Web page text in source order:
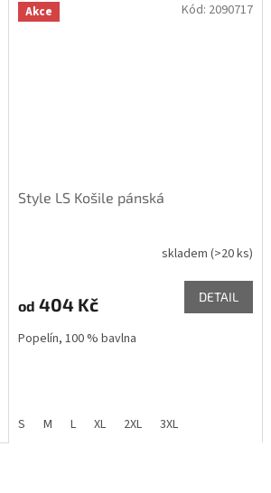
Akce
Style LS Košile pánská
skladem (>20 ks)
od 404 Kč DETAIL
Popelín, 100 % bavlna
S M L XL 2XL 3XL
Kód: 2090717